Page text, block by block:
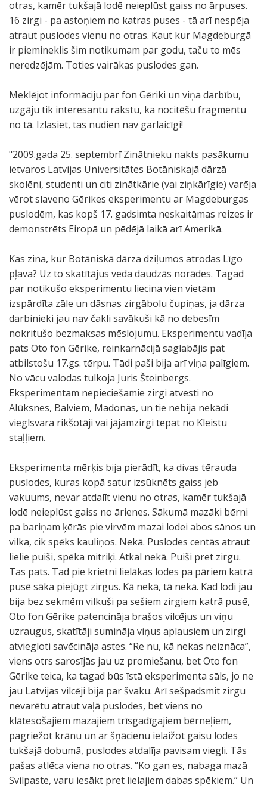
otras, kamēr tukšajā lodē neieplūst gaiss no ārpuses.
16 zirgi - pa astoņiem no katras puses - tā arī nespēja
atraut puslodes vienu no otras. Kaut kur Magdeburgā
ir piemineklis šim notikumam par godu, taču to mēs
neredzējām. Toties vairākas puslodes gan.
Meklējot informāciju par fon Gēriki un viņa darbību,
uzgāju tik interesantu rakstu, ka nocitēšu fragmentu
no tā. Izlasiet, tas nudien nav garlaicīgi!
"2009.gada 25. septembrī Zinātnieku nakts pasākumu
ietvaros Latvijas Universitātes Botāniskajā dārzā
skolēni, studenti un citi zinātkārie (vai ziņkārīgie) varēja
vērot slaveno Gērikes eksperimentu ar Magdeburgas
puslodēm, kas kopš 17. gadsimta neskaitāmas reizes ir
demonstrēts Eiropā un pēdējā laikā arī Amerikā.
Kas zina, kur Botāniskā dārza dziļumos atrodas Līgo
pļava? Uz to skatītājus veda daudzās norādes. Tagad
par notikušo eksperimentu liecina vien vietām
izspārdīta zāle un dāsnas zirgābolu čupiņas, ja dārza
darbinieki jau nav čakli savākuši kā no debesīm
nokritušo bezmaksas mēslojumu. Eksperimentu vadīja
pats Oto fon Gērike, reinkarnācijā saglabājis pat
atbilstošu 17.gs. tērpu. Tādi paši bija arī viņa palīgiem.
No vācu valodas tulkoja Juris Šteinbergs.
Eksperimentam nepieciešamie zirgi atvesti no
Alūksnes, Balviem, Madonas, un tie nebija nekādi
vieglsvara rikšotāji vai jājamzirgi tepat no Kleistu
staļļiem.
Eksperimenta mērķis bija pierādīt, ka divas tērauda
puslodes, kuras kopā satur izsūknēts gaiss jeb
vakuums, nevar atdalīt vienu no otras, kamēr tukšajā
lodē neieplūst gaiss no ārienes. Sākumā mazāki bērni
pa bariņam ķērās pie virvēm mazai lodei abos sānos un
vilka, cik spēks kauliņos. Nekā. Puslodes centās atraut
lielie puiši, spēka mitriķi. Atkal nekā. Puiši pret zirgu.
Tas pats. Tad pie krietni lielākas lodes pa pāriem katrā
pusē sāka piejūgt zirgus. Kā nekā, tā nekā. Kad lodi jau
bija bez sekmēm vilkuši pa sešiem zirgiem katrā pusē,
Oto fon Gērike patencināja brašos vilcējus un viņu
uzraugus, skatītāji sumināja viņus aplausiem un zirgi
atviegloti savēcināja astes. “Re nu, kā nekas neiznāca”,
viens otrs sarosījās jau uz promiešanu, bet Oto fon
Gērike teica, ka tagad būs īstā eksperimenta sāls, jo ne
jau Latvijas vilcēji bija par švaku. Arī sešpadsmit zirgu
nevarētu atraut vaļā puslodes, bet viens no
klātesošajiem mazajiem trīsgadīgajiem bērneļiem,
pagriežot krānu un ar šņācienu ielaižot gaisu lodes
tukšajā dobumā, puslodes atdalīja pavisam viegli. Tās
pašas atlēca viena no otras. “Ko gan es, nabaga mazā
Svilpaste, varu iesākt pret lielajiem dabas spēkiem.” Un